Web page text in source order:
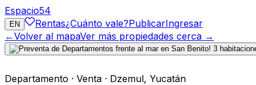
Espacio54
EN Rentas¿Cuánto vale?PublicarIngresar
←Volver al mapaVer más propiedades cerca →
Departamento · Venta · Dzemul, Yucatán